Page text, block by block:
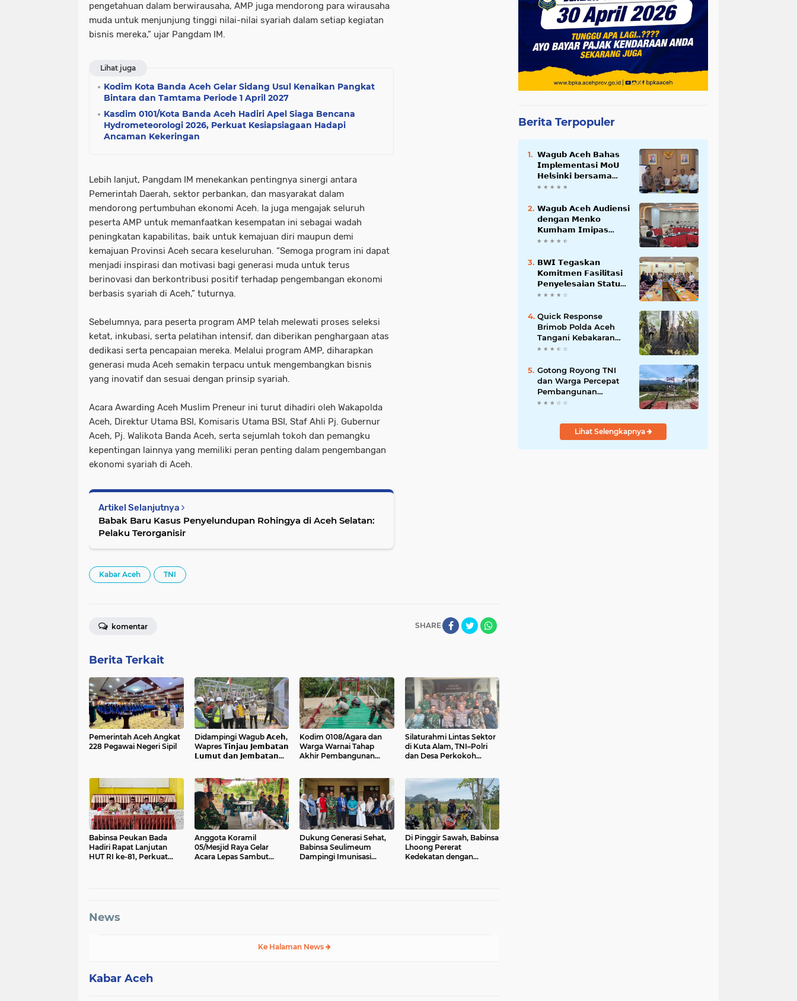
pengetahuan dalam berwirausaha, AMP juga mendorong para wirausaha
muda untuk menjunjung tinggi nilai-nilai syariah dalam setiap kegiatan
bisnis mereka,” ujar Pangdam IM.
Lihat juga
Kodim Kota Banda Aceh Gelar Sidang Usul Kenaikan Pangkat
Bintara dan Tamtama Periode 1 April 2027
Kasdim 0101/Kota Banda Aceh Hadiri Apel Siaga Bencana
Hydrometeorologi 2026, Perkuat Kesiapsiagaan Hadapi
Ancaman Kekeringan
Lebih lanjut, Pangdam IM menekankan pentingnya sinergi antara
Pemerintah Daerah, sektor perbankan, dan masyarakat dalam
mendorong pertumbuhan ekonomi Aceh. Ia juga mengajak seluruh
peserta AMP untuk memanfaatkan kesempatan ini sebagai wadah
peningkatan kapabilitas, baik untuk kemajuan diri maupun demi
kemajuan Provinsi Aceh secara keseluruhan. “Semoga program ini dapat
menjadi inspirasi dan motivasi bagi generasi muda untuk terus
berinovasi dan berkontribusi positif terhadap pengembangan ekonomi
berbasis syariah di Aceh,” tuturnya.
Sebelumnya, para peserta program AMP telah melewati proses seleksi
ketat, inkubasi, serta pelatihan intensif, dan diberikan penghargaan atas
dedikasi serta pencapaian mereka. Melalui program AMP, diharapkan
generasi muda Aceh semakin terpacu untuk mengembangkan bisnis
yang inovatif dan sesuai dengan prinsip syariah.
Acara Awarding Aceh Muslim Preneur ini turut dihadiri oleh Wakapolda
Aceh, Direktur Utama BSI, Komisaris Utama BSI, Staf Ahli Pj. Gubernur
Aceh, Pj. Walikota Banda Aceh, serta sejumlah tokoh dan pemangku
kepentingan lainnya yang memiliki peran penting dalam pengembangan
ekonomi syariah di Aceh.
Artikel Selanjutnya
Babak Baru Kasus Penyelundupan Rohingya di Aceh Selatan:
Pelaku Terorganisir
Kabar Aceh TNI
SHARE
komentar
Berita Terkait
Pemerintah Aceh Angkat
228 Pegawai Negeri Sipil
Didampingi Wagub 𝗔𝗰𝗲𝗵,
Wapres 𝗧𝗶𝗻𝗷𝗮𝘂 𝗝𝗲𝗺𝗯𝗮𝘁𝗮𝗻
𝗟𝘂𝗺𝘂𝘁 𝗱𝗮𝗻 𝗝𝗲𝗺𝗯𝗮𝘁𝗮𝗻
Kodim 0108/Agara dan
Warga Warnai Tahap
Akhir Pembangunan
Silaturahmi Lintas Sektor
di Kuta Alam, TNI–Polri
dan Desa Perkokoh
Babinsa Peukan Bada
Hadiri Rapat Lanjutan
HUT RI ke-81, Perkuat
Anggota Koramil
05/Mesjid Raya Gelar
Acara Lepas Sambut
Dukung Generasi Sehat,
Babinsa Seulimeum
Dampingi Imunisasi
Di Pinggir Sawah, Babinsa
Lhoong Pererat
Kedekatan dengan
News
Ke Halaman News
Kabar Aceh
Berita Terpopuler
𝗪𝗮𝗴𝘂𝗯 𝗔𝗰𝗲𝗵 𝗕𝗮𝗵𝗮𝘀
𝗜𝗺𝗽𝗹𝗲𝗺𝗲𝗻𝘁𝗮𝘀𝗶 𝗠𝗼𝗨
𝗛𝗲𝗹𝘀𝗶𝗻𝗸𝗶 𝗯𝗲𝗿𝘀𝗮𝗺𝗮
𝗦𝗲𝗸𝗿𝗲𝘁𝗮𝗿𝗶𝗮𝘁 𝗡𝗲𝗴𝗮𝗿𝗮
𝗪𝗮𝗴𝘂𝗯 𝗔𝗰𝗲𝗵 𝗔𝘂𝗱𝗶𝗲𝗻𝘀𝗶
𝗱𝗲𝗻𝗴𝗮𝗻 𝗠𝗲𝗻𝗸𝗼
𝗞𝘂𝗺𝗵𝗮𝗺 𝗜𝗺𝗶𝗽𝗮𝘀
𝗧𝗲𝗿𝗸𝗮𝗶𝘁 𝗦𝘁𝗮𝘁𝘂𝘀 𝗪𝗮𝗸𝗮𝗳
𝗕𝗪𝗜 𝗧𝗲𝗴𝗮𝘀𝗸𝗮𝗻
𝗞𝗼𝗺𝗶𝘁𝗺𝗲𝗻 𝗙𝗮𝘀𝗶𝗹𝗶𝘁𝗮𝘀𝗶
𝗣𝗲𝗻𝘆𝗲𝗹𝗲𝘀𝗮𝗶𝗮𝗻 𝗦𝘁𝗮𝘁𝘂𝘀
𝗪𝗮𝗸𝗮𝗳 𝗕𝗹𝗮𝗻𝗴 𝗣𝗮𝗱𝗮𝗻𝗴
Quick Response
Brimob Polda Aceh
Tangani Kebakaran
Hutan di Lembah
Gotong Royong TNI
dan Warga Percepat
Pembangunan
Jembatan Gantung
Aceh Tenggara
Lihat Selengkapnya